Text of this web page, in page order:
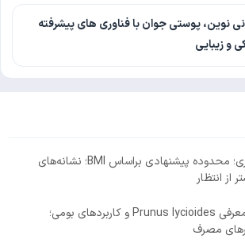
نوین، پوستی جوان با فناوری‌ های پیشرفته
و زیبایی
افزایش وزن در بارداری؛ محدوده پیشنهادی براساس BMI؛ نشانه‌های
از انتظار
خواص گیاه تنگرس؛ معرفی Prunus lycioides و کاربردهای بومی؛
مصرف